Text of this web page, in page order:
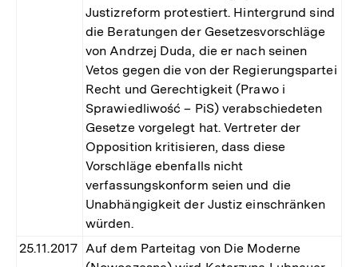
Justizreform protestiert. Hintergrund sind
die Beratungen der Gesetzesvorschläge
von Andrzej Duda, die er nach seinen
Vetos gegen die von der Regierungspartei
Recht und Gerechtigkeit (Prawo i
Sprawiedliwość – PiS) verabschiedeten
Gesetze vorgelegt hat. Vertreter der
Opposition kritisieren, dass diese
Vorschläge ebenfalls nicht
verfassungskonform seien und die
Unabhängigkeit der Justiz einschränken
würden.
25.11.2017 Auf dem Parteitag von Die Moderne